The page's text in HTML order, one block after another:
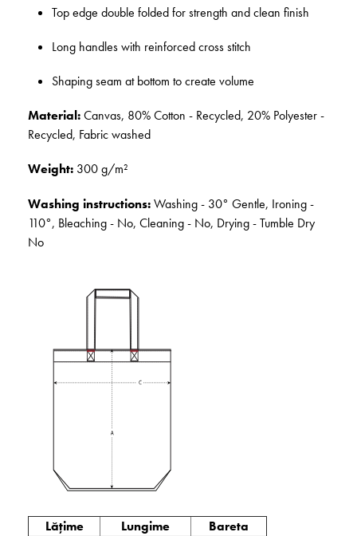
Top edge double folded for strength and clean finish
Long handles with reinforced cross stitch
Shaping seam at bottom to create volume
Material:Canvas, 80% Cotton - Recycled, 20% Polyester -
Recycled, Fabric washed
Weight: 300 g/m²
Washing instructions:Washing - 30° Gentle, Ironing -
110°, Bleaching - No, Cleaning - No, Drying - Tumble Dry
No
Lățime Lungime
Bareta